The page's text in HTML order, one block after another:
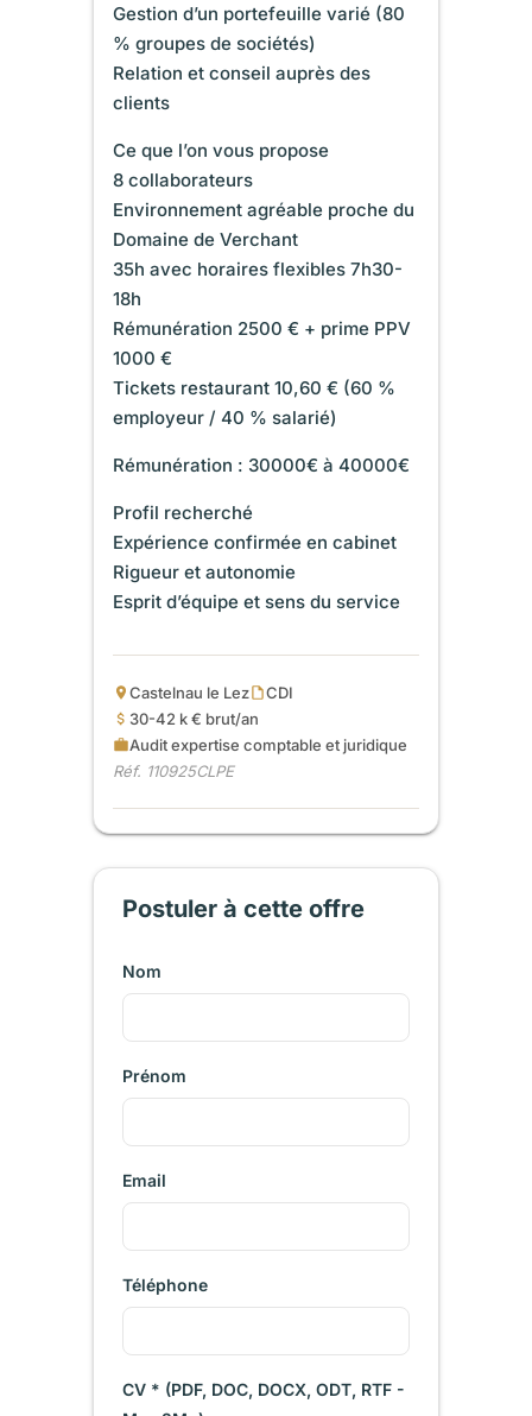
Gestion d’un portefeuille varié (80
% groupes de sociétés)
Relation et conseil auprès des
clients
Ce que l’on vous propose
8 collaborateurs
Environnement agréable proche du
Domaine de Verchant
35h avec horaires flexibles 7h30-
18h
Rémunération 2500 € + prime PPV
1000 €
Tickets restaurant 10,60 € (60 %
employeur / 40 % salarié)
Rémunération : 30000€ à 40000€
Profil recherché
Expérience confirmée en cabinet
Rigueur et autonomie
Esprit d’équipe et sens du service
Castelnau le Lez
CDI
30-42 k € brut/an
Audit expertise comptable et juridique
Réf. 110925CLPE
Postuler à cette offre
Nom
Prénom
Email
Téléphone
CV * (PDF, DOC, DOCX, ODT, RTF -